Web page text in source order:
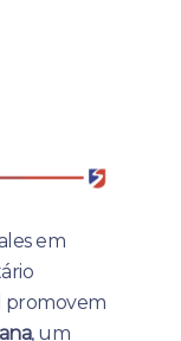
em
promovem
, um